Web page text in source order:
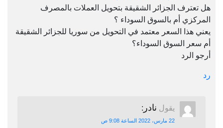
هل تعترف الجزائر الشقيقة بتحويل العملات بالمصرف
المركزي أم بالسوق السوداء ؟
يعني هذا السعر معتمد في التحويل من سوريا للجزائر الشقيقة
أم سعر السوق السوداء؟
أرجو الرد
رد
يقول نادر :
22 مارس، 2022 الساعة 9:08 ص